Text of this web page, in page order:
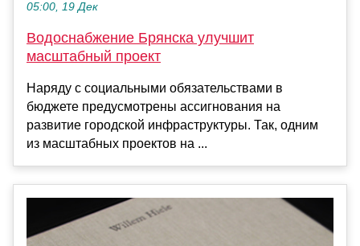
05:00, 19 Дек
Водоснабжение Брянска улучшит
масштабный проект
Наряду с социальными обязательствами в
бюджете предусмотрены ассигнования на
развитие городской инфраструктуры. Так, одним
из масштабных проектов на ...